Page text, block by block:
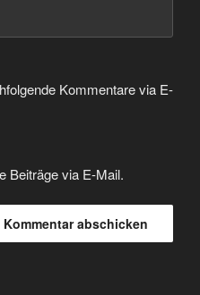
Kommentare via E-
Beiträge via E-Mail.